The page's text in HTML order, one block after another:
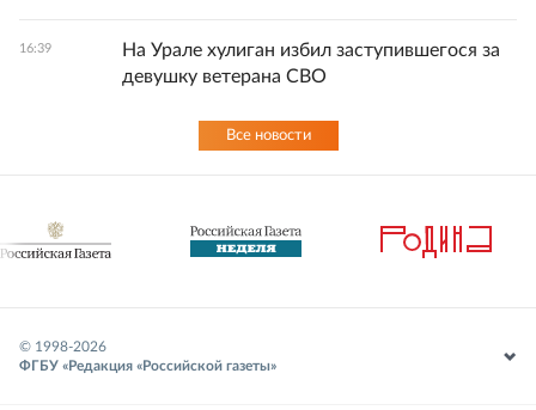
16:39
На Урале хулиган избил заступившегося за
девушку ветерана СВО
Все новости
© 1998-2026
ФГБУ «Редакция «Российской газеты»